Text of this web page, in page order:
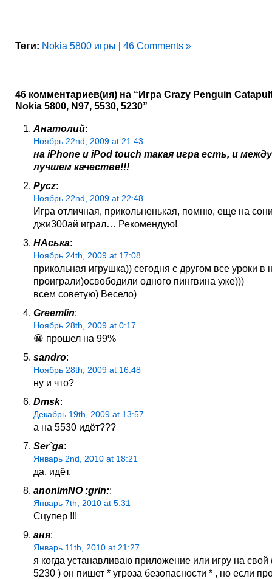
Теги: Nokia 5800 игры 46 Comments »
46 комментариев(ия) на “Игра Crazy Penguin
Nokia 5800, N97, 5530, 5230”
Анатолий:
Ноябрь 22nd, 2009 at 21:43
на iPhone и iPod touch такая игра есть, и
лучшем качестве!!!
Pycz:
Ноябрь 22nd, 2009 at 22:48
Игра отличная, прикольненькая, помню, еще на
джи300ай играл… Рекомендую!
НАська:
Ноябрь 24th, 2009 at 17:08
прикольная игрушка)) сегодня с другом все уроки в
проиграли)освободили одного пингвина уже)))
всем советую) Весело)
Greemlin:
Ноябрь 28th, 2009 at 0:17
😀 прошел на 99%
sandro:
Ноябрь 28th, 2009 at 16:48
ну и что?
Dmsk:
Декабрь 19th, 2009 at 13:57
а на 5530 идёт???
Ser`ga:
Январь 2nd, 2010 at 18:21
да. идёт.
anonimNO :grin::
Январь 7th, 2010 at 5:31
Сцупер !!!
аня:
Январь 11th, 2010 at 21:27
я когда устанавливаю приложение или игру на свой
5230 ) он пишет * угроза безопасности * , но если